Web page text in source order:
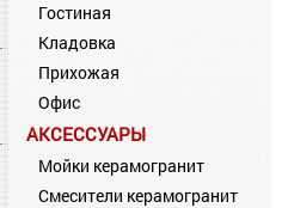
Гостиная
Кладовка
Прихожая
Офис
АКСЕССУАРЫ
Мойки керамогранит
Смесители керамогранит